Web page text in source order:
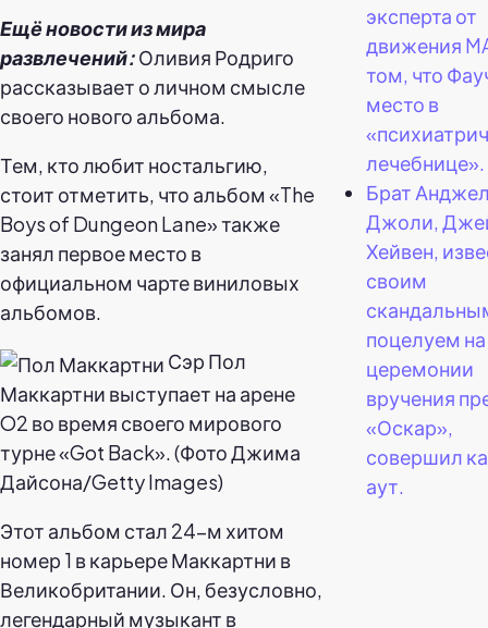
Ещё новости из мира
развлечений:Оливия Родриго
рассказывает о личном смысле
своего нового альбома.
Тем, кто любит ностальгию,
стоит отметить, что альбом «The
Boys of Dungeon Lane» также
занял первое место в
официальном чарте виниловых
альбомов.
Сэр Пол
Маккартни выступает на арене
O2 во время своего мирового
турне «Got Back». (Фото Джима
Дайсона/Getty Images)
Этот альбом стал 24-м хитом
номер 1 в карьере Маккартни в
Великобритании. Он, безусловно,
легендарный музыкант в
эксперта от
движения
том, что
место в
лечебнице».
Брат
Джоли,
Хейвен,
своим
поцелуем на
церемонии
вручения
«Оскар»,
совершил
аут.